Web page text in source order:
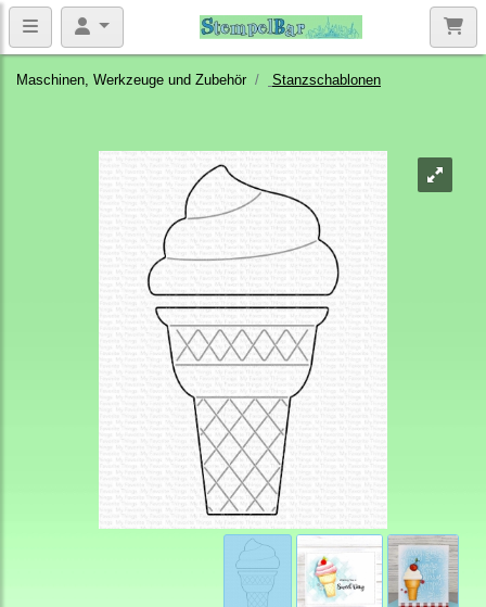
Maschinen, Werkzeuge und Zubehör Stanzschablonen